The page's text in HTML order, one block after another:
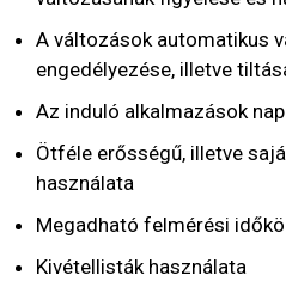
A változások automatikus
engedélyezése, illetve
Az induló alkalmazások
Ötféle erősségű, illetve
használata
Megadható felmérési
Kivétellisták használata